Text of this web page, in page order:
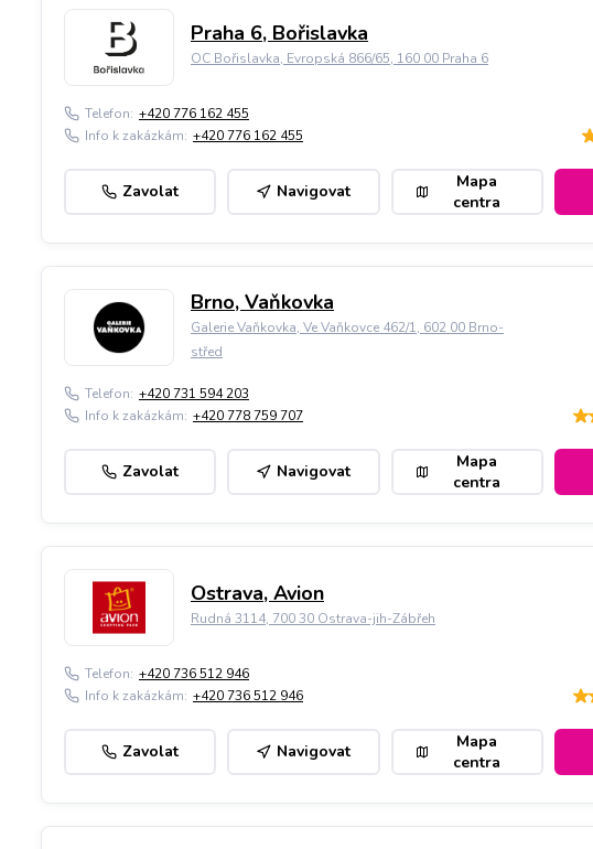
Praha 6, Bořislavka
OC Bořislavka, Evropská 866/65, 160 00 Praha 6
Telefon: +420 776 162 455
Info k zakázkám: +420 776 162 455
Zavolat Navigovat
Mapa
centra
Brno, Vaňkovka
Galerie Vaňkovka, Ve Vaňkovce 462/1, 602 00 Brno-
střed
Telefon: +420 731 594 203
Info k zakázkám: +420 778 759 707
Zavolat Navigovat
Mapa
centra
Ostrava, Avion
Rudná 3114, 700 30 Ostrava-jih-Zábřeh
Telefon: +420 736 512 946
Info k zakázkám: +420 736 512 946
Zavolat Navigovat
Mapa
centra